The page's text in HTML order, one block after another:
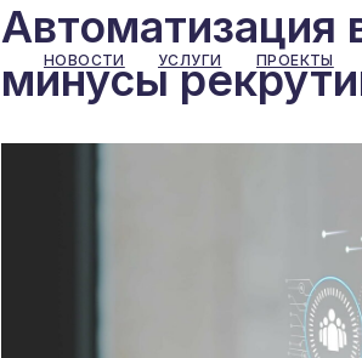
УСЛУГИ ПРОЕКТЫ
НОВОСТИ
Автоматизация
минусы